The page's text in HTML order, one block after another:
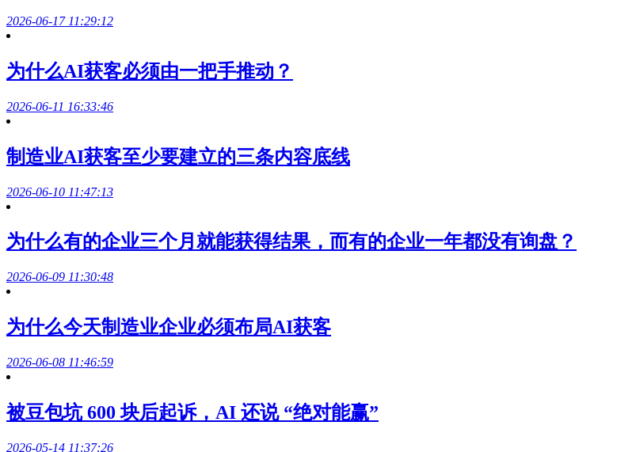
2026-06-17 11:29:12
为什么AI获客必须由一把手推动？
2026-06-11 16:33:46
制造业AI获客至少要建立的三条内容底线
2026-06-10 11:47:13
为什么有的企业三个月就能获得结果，而有的企业一年都没有询盘？
2026-06-09 11:30:48
为什么今天制造业企业必须布局AI获客
2026-06-08 11:46:59
被豆包坑 600 块后起诉，AI 还说 “绝对能赢”
2026-05-14 11:37:26